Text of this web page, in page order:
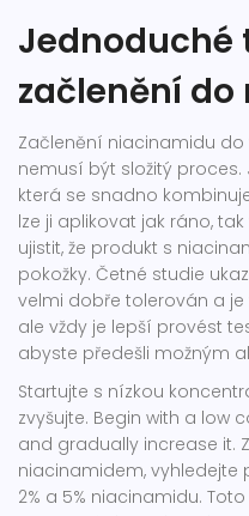
Jednoduché
začlenění
Začlenění niacinamidu
nemusí být složitý proces.
která se snadno
lze ji aplikovat jak ráno,
ujistit, že produkt s
pokožky. Četné studie
velmi dobře tolerován a
ale vždy je lepší provést
abyste předešli možným
Startujte s nízkou
zvyšujte. Begin with a low
and gradually increase it.
niacinamidem, vyhledejte
2% a 5% niacinamidu.